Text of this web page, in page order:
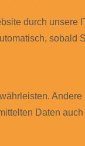
durch unsere
sobald
Daten